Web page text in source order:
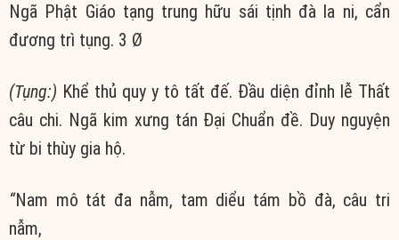
Ngã Phật Giáo tạng trung hữu sái tịnh đà la ni, cẩn
đương trì tụng. 3 Ø
(Tụng:) Khể thủ quy y tô tất đế. Đầu diện đỉnh lễ Thất
câu chi. Ngã kim xưng tán Đại Chuẩn đề. Duy nguyện
từ bi thùy gia hộ.
“Nam mô tát đa nẫm, tam diểu tám bồ đà, câu tri
nẫm,